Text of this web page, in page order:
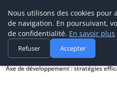
Prospection Pro
Accueil
Actualité
Axe de développement : stratégies
Nous utilisons des cookies pour
de navigation. En poursuivant,
de confidentialité. En savoir plus
Refuser Accepter